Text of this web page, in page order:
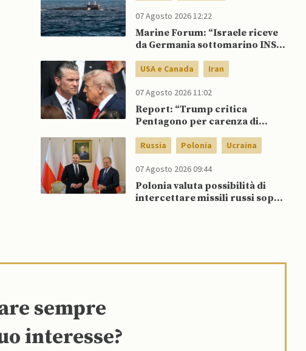
07 Agosto 2026 12:22
Marine Forum: “Israele riceve
da Germania sottomarino INS
USA e Canada Iran
07 Agosto 2026 11:02
Report: “Trump critica
Pentagono per carenza di
Russia Polonia Ucraina
07 Agosto 2026 09:44
Polonia valuta possibilità di
intercettare missili russi sopra
sempre
interesse?